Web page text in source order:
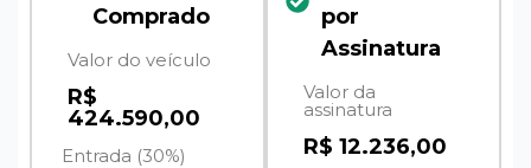
Comprado
Valor do veículo
R$
424.590,00
Entrada (30%)
por
Assinatura
Valor da
assinatura
R$ 12.236,00